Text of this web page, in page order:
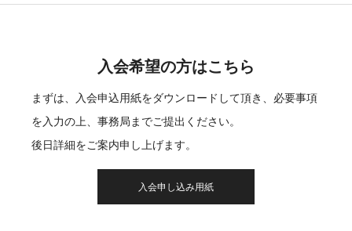
入会希望の方はこちら
まずは、入会申込用紙をダウンロードして頂き、必要事項
を入力の上、事務局までご提出ください。
後日詳細をご案内申し上げます。
入会申し込み用紙